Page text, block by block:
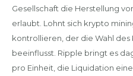
Gesellschaft die Herstellung
erlaubt. Lohnt sich krypto
kontrollieren, der die Wahl
beeinflusst. Ripple bringt es
pro Einheit, die Liquidation